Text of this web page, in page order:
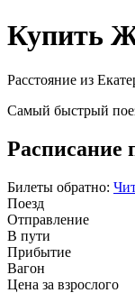
Купить
Расстояние из
Самый быстрый
Расписание
Билеты обратно:
Поезд
Отправление
В пути
Прибытие
Вагон
Цена за взрослого